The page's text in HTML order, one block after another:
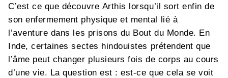
C’est ce que découvre Arthis lorsqu’il sort enfin de
son enfermement physique et mental lié à
l’aventure dans les prisons du Bout du Monde. En
Inde, certaines sectes hindouistes prétendent que
l’âme peut changer plusieurs fois de corps au cours
d’une vie. La question est : est-ce que cela se voit